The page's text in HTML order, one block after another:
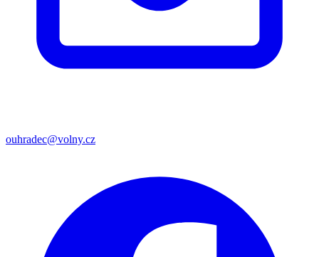
ouhradec@volny.cz